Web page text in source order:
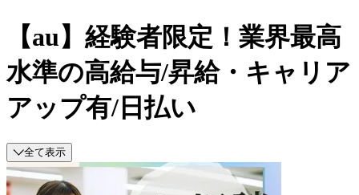
【au】経験者限定！業界最高
水準の高給与/昇給・キャリア
アップ有/日払い
全て表示